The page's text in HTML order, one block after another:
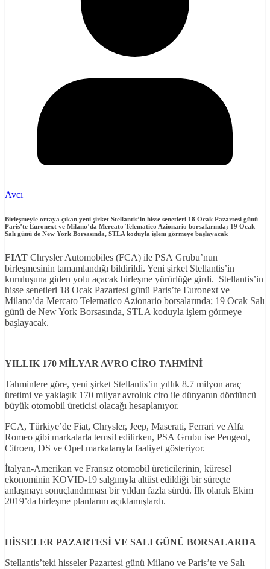
Avcı
Birleşmeyle ortaya çıkan yeni şirket Stellantis’in hisse senetleri 18 Ocak Pazartesi günü
Paris’te Euronext ve Milano’da Mercato Telematico Azionario borsalarında; 19 Ocak
Salı günü de New York Borsasında, STLA koduyla işlem görmeye başlayacak
FIAT Chrysler Automobiles (FCA) ile PSA Grubu’nun
birleşmesinin tamamlandığı bildirildi. Yeni şirket Stellantis’in
kuruluşuna giden yolu açacak birleşme yürürlüğe girdi. Stellantis’in
hisse senetleri 18 Ocak Pazartesi günü Paris’te Euronext ve
Milano’da Mercato Telematico Azionario borsalarında; 19 Ocak Salı
günü de New York Borsasında, STLA koduyla işlem görmeye
başlayacak.
YILLIK 170 MİLYAR AVRO CİRO TAHMİNİ
Tahminlere göre, yeni şirket Stellantis’in yıllık 8.7 milyon araç
üretimi ve yaklaşık 170 milyar avroluk ciro ile dünyanın dördüncü
büyük otomobil üreticisi olacağı hesaplanıyor.
FCA, Türkiye’de Fiat, Chrysler, Jeep, Maserati, Ferrari ve Alfa
Romeo gibi markalarla temsil edilirken, PSA Grubu ise Peugeot,
Citroen, DS ve Opel markalarıyla faaliyet gösteriyor.
İtalyan-Amerikan ve Fransız otomobil üreticilerinin, küresel
ekonominin KOVID-19 salgınıyla altüst edildiği bir süreçte
anlaşmayı sonuçlandırması bir yıldan fazla sürdü. İlk olarak Ekim
2019’da birleşme planlarını açıklamışlardı.
HİSSELER PAZARTESİ VE SALI GÜNÜ BORSALARDA
Stellantis’teki hisseler Pazartesi günü Milano ve Paris’te ve Salı